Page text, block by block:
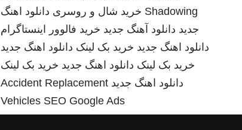
Shadowing خرید شال و روسری دانلود اهنگ
جدید دانلود آهنگ جدید خرید فالوور اینستاگرام
دانلود اهنگ جدید خرید بک لینک دانلود اهنگ جدید
خرید بک لینک دانلود اهنگ جدید خرید بک لینک
دانلود اهنگ جدید Accident Replacement
Vehicles SEO Google Ads